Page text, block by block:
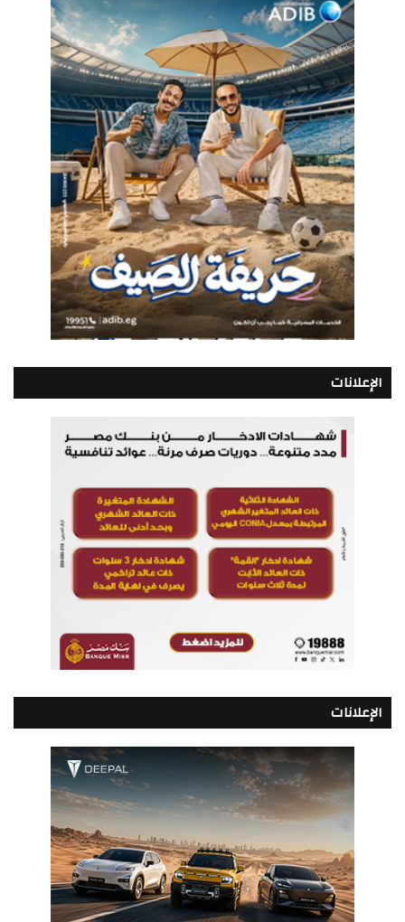
الإعلانات
الإعلانات